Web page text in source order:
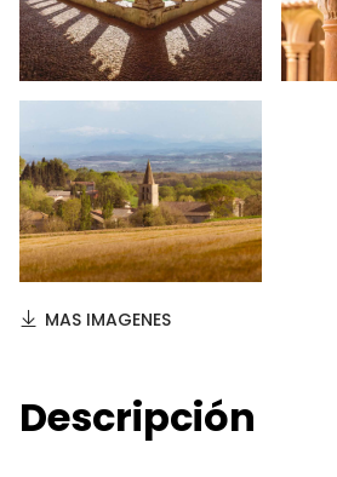
MAS IMAGENES
Descripción